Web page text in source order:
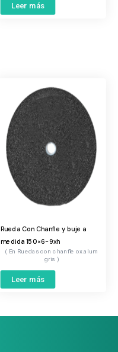
Leer más
Rueda Con Chanfle y buje a
medida 150×6-9xh
Ruedas con chanfle ox.alum
gris
Leer más